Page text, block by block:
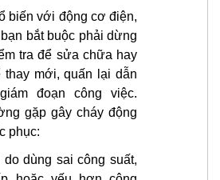
biến với động cơ điện,
bắt buộc phải dừng
tra để sửa chữa hay
mới, quấn lại dẫn
đoạn công việc.
gặp gây cháy động
phục:
dùng sai công suất,